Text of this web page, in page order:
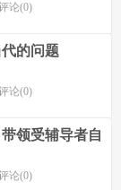
论(0)
的问题
论(0)
领受辅导者自
论(0)